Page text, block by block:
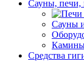
Сауны,
Сауны
Камины
Средства